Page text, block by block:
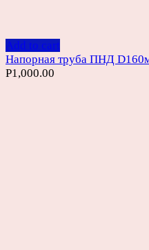
Add to cart
Напорная труба ПНД
Р1,000.00